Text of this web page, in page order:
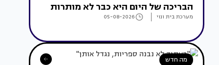
הבריכה של היום היא כבר לא מותרות
מערכת בית ונוי 05-08-2026
מה חדש